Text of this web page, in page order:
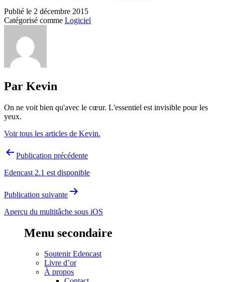
Publié le 2 décembre 2015
Catégorisé comme Logiciel
Par Kevin
On ne voit bien qu'avec le cœur. L'essentiel est invisible pour les
yeux.
Voir tous les articles de Kevin.
Navigation
l’article
Publication précédente
Edencast 2.1 est disponible
Publication suivante
Aperçu du multitâche sous iOS
Menu secondaire
Soutenir Edencast
Livre d’or
À propos